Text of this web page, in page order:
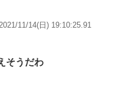
2021/11/14(日) 19:10:25.91
そうだわ